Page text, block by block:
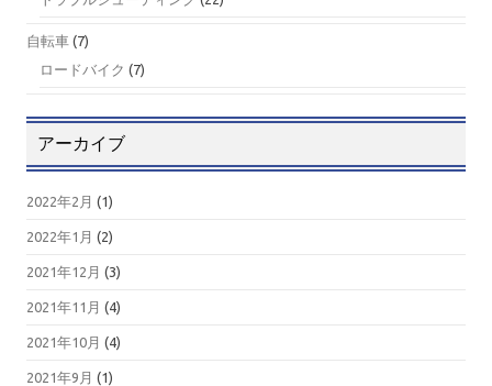
自転車 (7)
ロードバイク (7)
アーカイブ
2022年2月 (1)
2022年1月 (2)
2021年12月 (3)
2021年11月 (4)
2021年10月 (4)
2021年9月 (1)